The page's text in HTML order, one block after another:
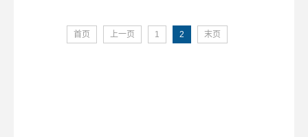
首页 上一页 1 2 末页